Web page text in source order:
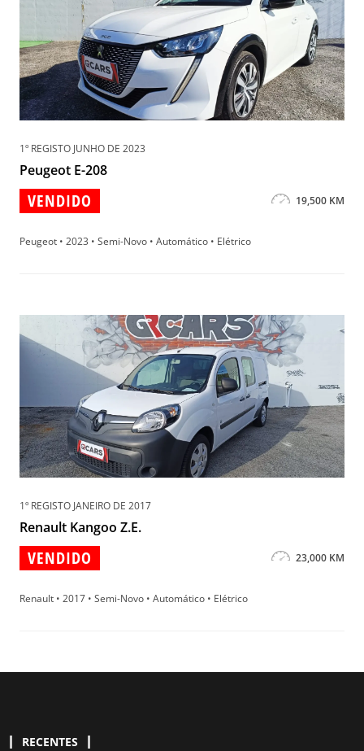
1º REGISTO JUNHO DE 2023
Peugeot E-208
VENDIDO 19,500 KM
Peugeot • 2023 • Semi-Novo • Automático • Elétrico
1º REGISTO JANEIRO DE 2017
Renault Kangoo Z.E.
VENDIDO 23,000 KM
Renault • 2017 • Semi-Novo • Automático • Elétrico
RECENTES